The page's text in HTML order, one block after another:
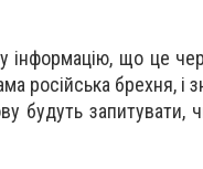
інформацію, що це
російська брехня, і
будуть запитувати,